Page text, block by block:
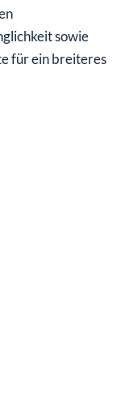
sowie
für ein breiteres